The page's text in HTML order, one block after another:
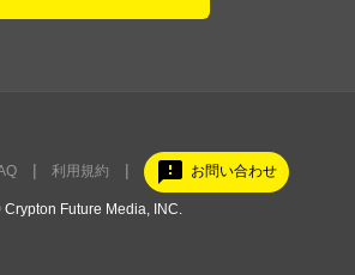
利用規約 feedback お問い合わせ
Crypton Future Media, INC.